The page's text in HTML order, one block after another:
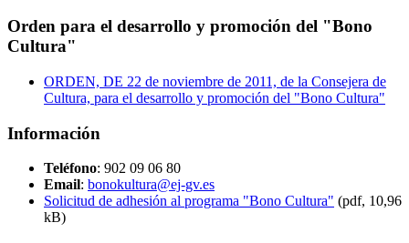
Orden para el desarrollo y promoción del "Bono
Cultura"
ORDEN, DE 22 de noviembre de 2011, de la Consejera de
Cultura, para el desarrollo y promoción del "Bono Cultura"
Información
Teléfono: 902 09 06 80
Email: bonokultura@ej-gv.es
Solicitud de adhesión al programa "Bono Cultura" (pdf, 10,96
kB)